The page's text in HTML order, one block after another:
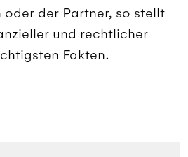
der Partner, so stellt
und rechtlicher
Fakten.